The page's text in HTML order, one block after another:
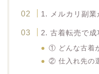
1. メルカリ副業
2. 古着転売で
① どんな古着
② 仕入れ先の